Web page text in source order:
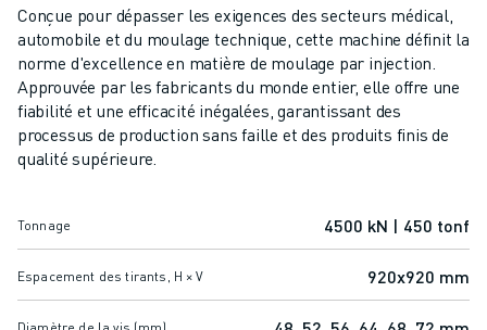
LOGICIEL DE SIMULATION
PRODUITS DE ROBOTIQUE ÉDUCATIVE
AUTOMATISATION DES ROBOTS
ROBOTS DE SOUDAGE À L'ARC
ROBOTS ARTICULÉS
SÉRIE ARC MATE
ROBOTS DELTA
ROBOTS POUR L'ALIMENTATION ET LES SALLES BLANCHES
ROBOTS DE PEINTURE
Conçue pour dépasser les exigences des secteurs médical,
automobile et du moulage technique, cette machine définit la
norme d'excellence en matière de moulage par injection.
Approuvée par les fabricants du monde entier, elle offre une
fiabilité et une efficacité inégalées, garantissant des
processus de production sans faille et des produits finis de
qualité supérieure.
Tonnage 4500 kN | 450 tonf
Espacement des tirants, H × V 920x920 mm